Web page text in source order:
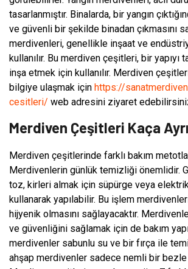
tasarlanmıştır. Binalarda, bir yangın
ve güvenli bir şekilde binadan çıkmasını
merdivenleri, genellikle inşaat ve
kullanılır. Bu merdiven çeşitleri, bir yapıyı
inşa etmek için kullanılır. Merdiven
bilgiye ulaşmak için https://
cesitleri/ web adresini ziyaret
Merdiven Çeşitleri Kaça
Merdiven çeşitlerinde farklı bakım
Merdivenlerin günlük temizliği önemlidir.
toz, kirleri almak için süpürge veya
kullanarak yapılabilir. Bu işlem
hijyenik olmasını sağlayacaktır.
ve güvenliğini sağlamak için de bakım
merdivenler sabunlu su ve bir fırça ile
ahşap merdivenler sadece nemli bir